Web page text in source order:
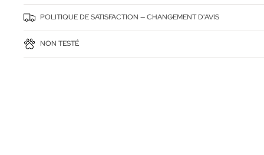
POLITIQUE DE SATISFACTION — CHANGEMENT D'AVIS
NON TESTÉ